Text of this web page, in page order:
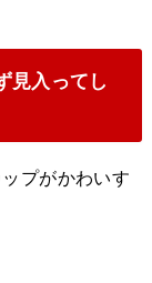
見入ってし
プがかわいす